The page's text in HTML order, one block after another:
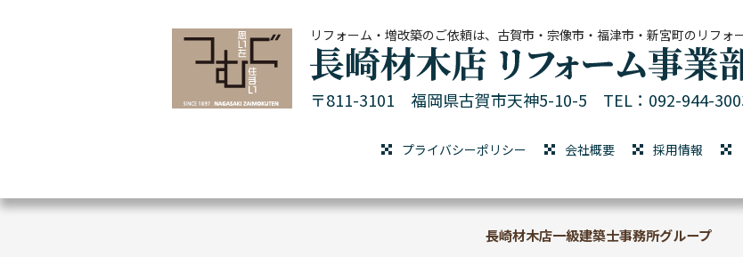
リフォーム・増改築のご依頼は、古賀市・宗像市・福津市・新宮町のリフ
〒811-3101 福岡県古賀市天神5-10-5 TEL：092-944-
プライバシーポリシー 会社概要 採用情報
長崎材木店一級建築士事務所グループ